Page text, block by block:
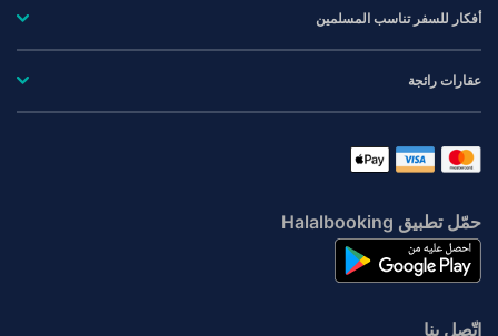
أفكار للسفر تناسب المسلمين
عقارات رائجة
حمّل تطبيق Halalbooking
اتّصِل بنا